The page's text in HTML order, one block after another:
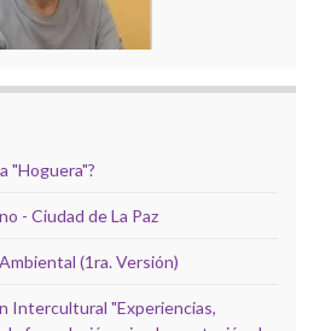
"Hoguera"?
- Ciudad de La Paz
(1ra. Versión)
Intercultural "Experiencias,